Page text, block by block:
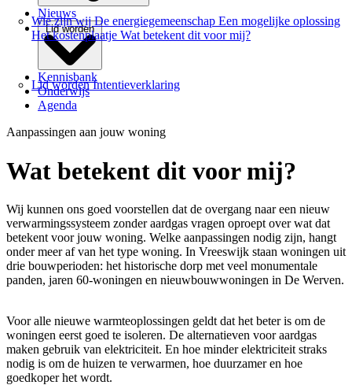
Wie zijn wijDe energiegemeenschap Een mogelijke oplossing
Het kostenplaatje Wat betekent dit voor mij?
Nieuws
Lid worden
Lid wordenIntentieverklaring
Kennisbank
Onderwijs
Agenda
Aanpassingen aan jouw woning
Wat betekent dit voor mij?
Wij kunnen ons goed voorstellen dat de overgang naar een nieuw
verwarmingssysteem zonder aardgas vragen oproept over wat dat
betekent voor jouw woning. Welke aanpassingen nodig zijn, hangt
onder meer af van het type woning. In Vreeswijk staan woningen uit
drie bouwperioden: het historische dorp met veel monumentale
panden, jaren 60-woningen en nieuwbouwwoningen in De Werven.
Voor alle nieuwe warmteoplossingen geldt dat het beter is om de
woningen eerst goed te isoleren. De alternatieven voor aardgas
maken gebruik van elektriciteit. En hoe minder elektriciteit straks
nodig is om de huizen te verwarmen, hoe duurzamer en hoe
goedkoper het wordt.